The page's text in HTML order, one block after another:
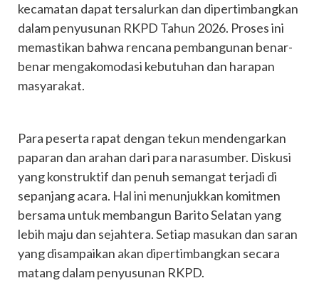
kecamatan dapat tersalurkan dan dipertimbangkan
dalam penyusunan RKPD Tahun 2026. Proses ini
memastikan bahwa rencana pembangunan benar-
benar mengakomodasi kebutuhan dan harapan
masyarakat.
Para peserta rapat dengan tekun mendengarkan
paparan dan arahan dari para narasumber. Diskusi
yang konstruktif dan penuh semangat terjadi di
sepanjang acara. Hal ini menunjukkan komitmen
bersama untuk membangun Barito Selatan yang
lebih maju dan sejahtera. Setiap masukan dan saran
yang disampaikan akan dipertimbangkan secara
matang dalam penyusunan RKPD.